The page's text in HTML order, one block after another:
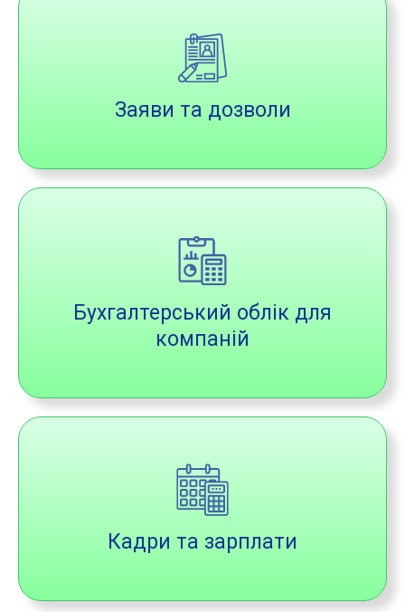
Заяви та дозволи
Бухгалтерський облік для
компаній
Кадри та зарплати